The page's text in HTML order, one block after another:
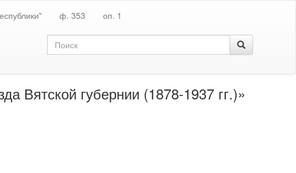
ф. 353 оп. 1
Вятской губернии (1878-1937 гг.)»